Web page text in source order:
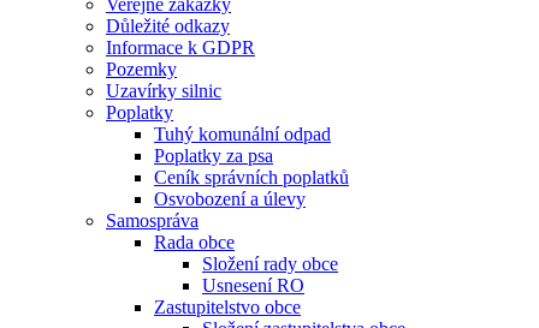
Veřejné zakázky
Důležité odkazy
Informace k GDPR
Pozemky
Uzavírky silnic
Poplatky
Tuhý komunální odpad
Poplatky za psa
Ceník správních poplatků
Osvobození a úlevy
Samospráva
Rada obce
Složení rady obce
Usnesení RO
Zastupitelstvo obce